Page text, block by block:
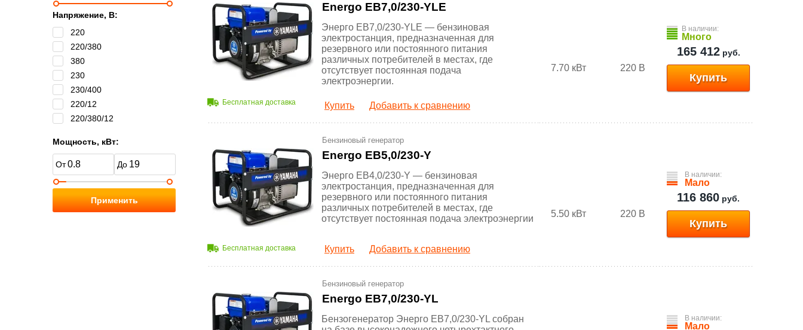
Бесплатная доставка
Energo EB7,0/230-YLE
Энерго EB7,0/230-YLE — бензиновая
электростанция, предназначенная для
резервного или постоянного питания
различных потребителей в местах, где
отсутствует постоянная подача
электроэнергии.
Купить Добавить к сравнению
7.70 кВт 220 В
В наличии:
Много
165 412руб.
Купить
Бесплатная доставка
Бензиновый генератор
Energo EB5,0/230-Y
Энерго EB4,0/230-Y — бензиновая
электростанция, предназначенная для
резервного или постоянного питания
различных потребителей в местах, где
отсутствует постоянная подача электроэнергии
Купить Добавить к сравнению
5.50 кВт 220 В
В наличии:
Мало
116 860 руб.
Купить
Бензиновый генератор
Energo EB7,0/230-YL
Бензогенератор Энерго EB7,0/230-YL собран
В наличии:
Мало
Напряжение, В:
220
220/380
380
230
230/400
220/12
220/380/12
Мощность, кВт:
Применить